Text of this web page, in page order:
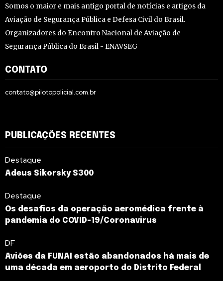
Somos o maior e mais antigo portal de notícias e artigos da
Aviação de Segurança Pública e Defesa Civil do Brasil.
Organizadores do Encontro Nacional de Aviação de
Segurança Pública do Brasil - ENAVSEG
CONTATO
contato@pilotopolicial.com.br
PUBLICAÇÕES RECENTES
Destaque
Adeus Sikorsky S300
Destaque
Os desafios da operação aeromédica frente à
pandemia do COVID-19/Coronavirus
DF
Aviões da FUNAI estão abandonados há mais de
uma década em aeroporto do Distrito Federal